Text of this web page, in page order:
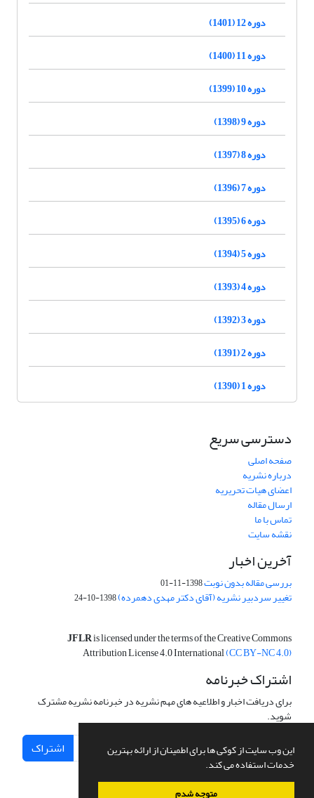
این وب سایت از کوکی ها برای اطمینان از ارائه بهترین
خدمات استفاده می کند.
متوجه شدم
دوره 12 (1401)
دوره 11 (1400)
دوره 10 (1399)
دوره 9 (1398)
دوره 8 (1397)
دوره 7 (1396)
دوره 6 (1395)
دوره 5 (1394)
دوره 4 (1393)
دوره 3 (1392)
دوره 2 (1391)
دوره 1 (1390)
دسترسی سریع
صفحه اصلی
درباره نشریه
اعضای هیات تحریریه
ارسال مقاله
تماس با ما
نقشه سایت
آخرین اخبار
بررسی مقاله بدون نوبت1398-11-01
تغییر سردبیر نشریه (آقای دکتر مهدی دهمرده)1398-10-24
JFLRis licensed under the terms of the Creative Commons
Attribution License 4.0 International(CC BY-NC 4.0)
اشتراک خبرنامه
برای دریافت اخبار و اطلاعیه های مهم نشریه در خبرنامه نشریه مشترک
شوید.
اشتراک